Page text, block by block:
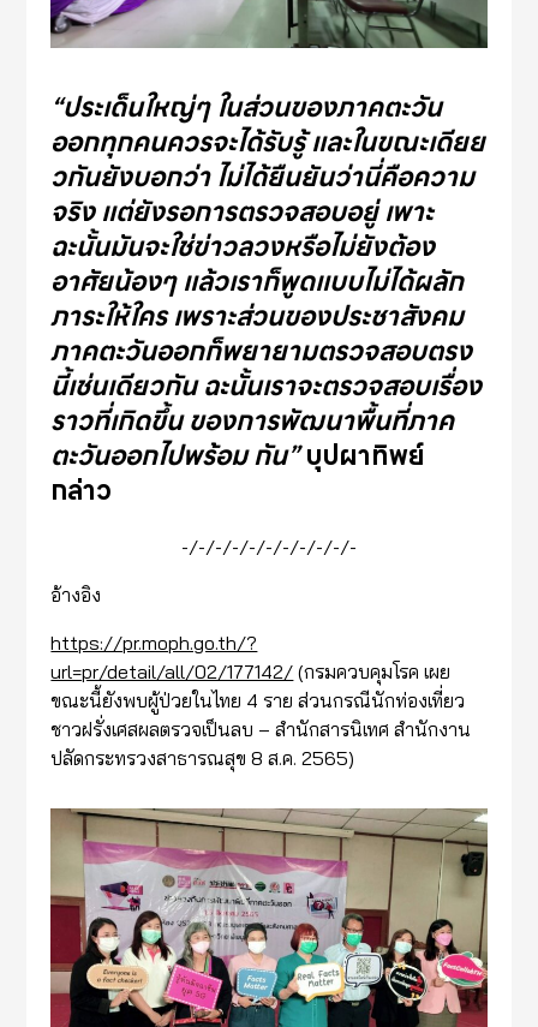
“ประเด็นใหญ่ๆ ในส่วนของภาคตะวัน
ออกทุกคนควรจะได้รับรู้ และในขณะเดียย
วกันยังบอกว่า ไม่ได้ยืนยันว่านี่คือความ
จริง แต่ยังรอการตรวจสอบอยู่ เพาะ
ฉะนั้นมันจะใช่ข่าวลวงหรือไม่ยังต้อง
อาศัยน้องๆ แล้วเราก็พูดแบบไม่ได้ผลัก
ภาระให้ใคร เพราะส่วนของประชาสังคม
ภาคตะวันออกก็พยายามตรวจสอบตรง
นี้เช่นเดียวกัน ฉะนั้นเราจะตรวจสอบเรื่อง
ราวที่เกิดขึ้น ของการพัฒนาพื้นที่ภาค
ตะวันออกไปพร้อม กัน”บุปผาทิพย์
กล่าว
-/-/-/-/-/-/-/-/-/-/-
อ้างอิง
https://pr.moph.go.th/?
url=pr/detail/all/02/177142/ (กรมควบคุมโรค เผย
ขณะนี้ยังพบผู้ป่วยในไทย 4 ราย ส่วนกรณีนักท่องเที่ยว
ชาวฝรั่งเศสผลตรวจเป็นลบ – สำนักสารนิเทศ สำนักงาน
ปลัดกระทรวงสาธารณสุข 8 ส.ค. 2565)